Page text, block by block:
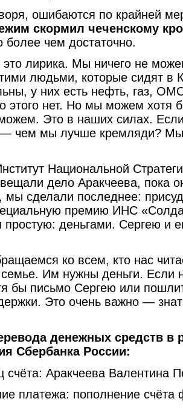
ошибаются по крайней
скормил чеченскому
более чем достаточно.
лирика. Мы ничего не
людьми, которые сидят в
у них есть нефть, газ,
этого нет. Но мы можем хотя
Это в наших силах.
— чем мы лучше кремляди?
Национальной
дело Аракчеева, пока
мы сделали последнее:
премию ИНС
деньгами. Сергею и
ко всем, кто нас
Им нужны деньги. Если
бы письмо Сергею или
Это очень важно —
денежных средств в
Сбербанка России:
счёта: Аракчеева Валентина
платежа: пополнение счёта